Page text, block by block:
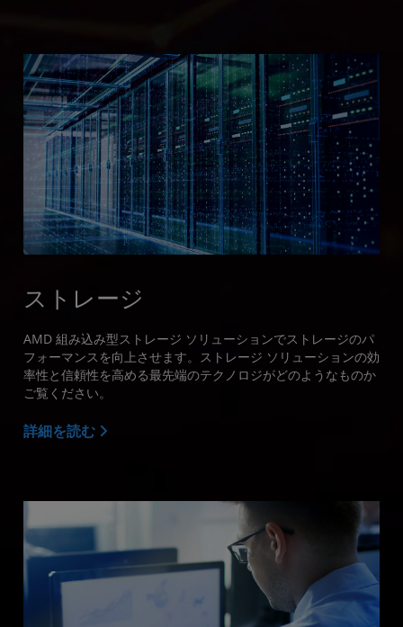
ストレージ
AMD 組み込み型ストレージ ソリューションでストレージのパ
フォーマンスを向上させます。ストレージ ソリューションの効
率性と信頼性を高める最先端のテクノロジがどのようなものか
ご覧ください。
詳細を読む